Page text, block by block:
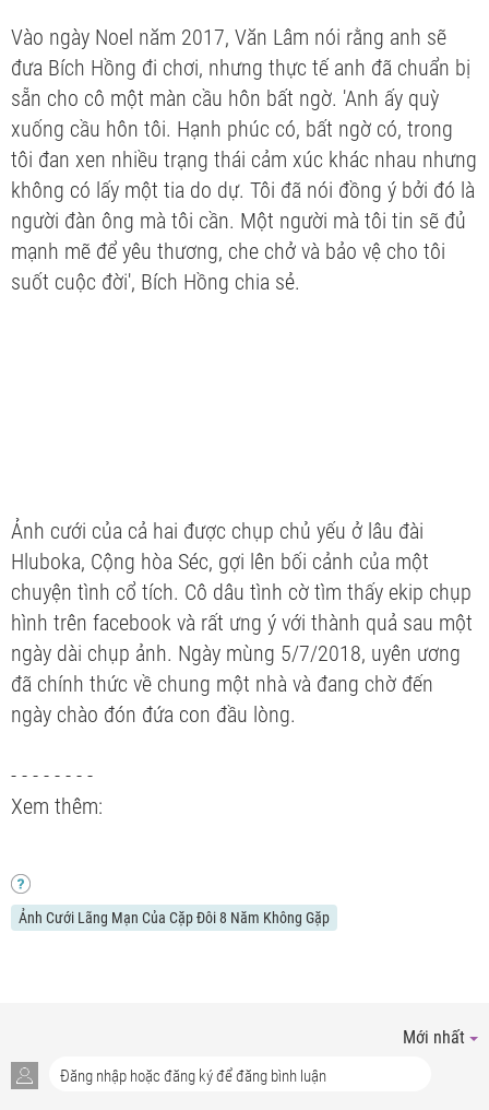
Vào ngày Noel năm 2017, Văn Lâm nói rằng anh sẽ
đưa Bích Hồng đi chơi, nhưng thực tế anh đã chuẩn bị
sẵn cho cô một màn cầu hôn bất ngờ. 'Anh ấy quỳ
xuống cầu hôn tôi. Hạnh phúc có, bất ngờ có, trong
tôi đan xen nhiều trạng thái cảm xúc khác nhau nhưng
không có lấy một tia do dự. Tôi đã nói đồng ý bởi đó là
người đàn ông mà tôi cần. Một người mà tôi tin sẽ đủ
mạnh mẽ để yêu thương, che chở và bảo vệ cho tôi
suốt cuộc đời', Bích Hồng chia sẻ.
Ảnh cưới của cả hai được chụp chủ yếu ở lâu đài
Hluboka, Cộng hòa Séc, gợi lên bối cảnh của một
chuyện tình cổ tích. Cô dâu tình cờ tìm thấy ekip chụp
hình trên facebook và rất ưng ý với thành quả sau một
ngày dài chụp ảnh. Ngày mùng 5/7/2018, uyên ương
đã chính thức về chung một nhà và đang chờ đến
ngày chào đón đứa con đầu lòng.
- - - - - - - -
Xem thêm:
Ảnh Cưới Lãng Mạn Của Cặp Đôi 8 Năm Không Gặp
Mới nhất